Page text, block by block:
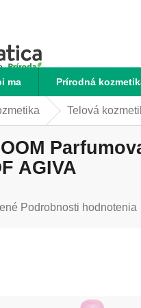
ma Prírodná
Telová
AGIVA
Podrobnosti hodnotenia